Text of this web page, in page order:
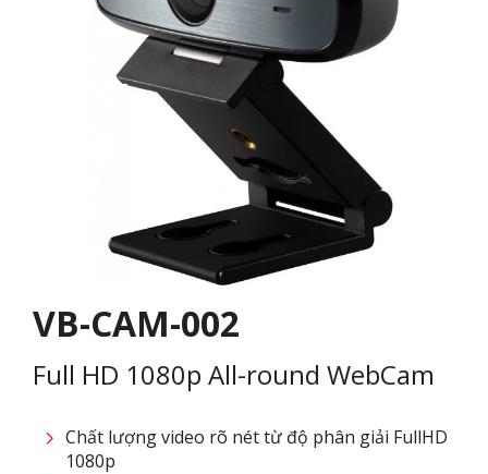
VB-CAM-002
Full HD 1080p All-round WebCam
Chất lượng video rõ nét từ độ phân giải FullHD
1080p​